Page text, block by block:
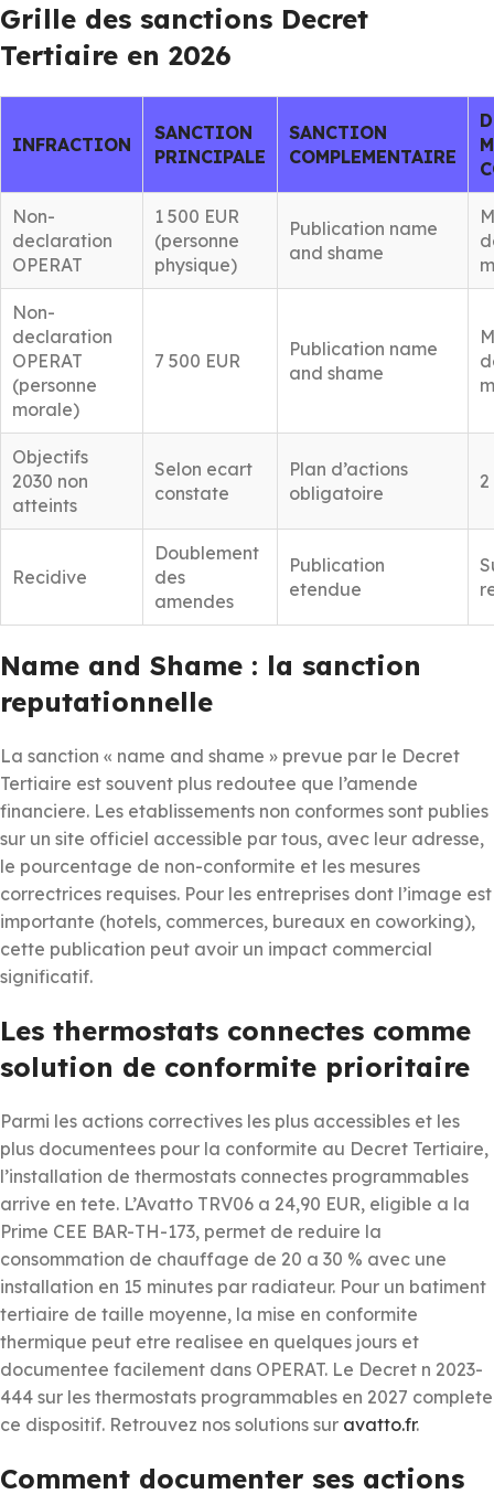
Grille des sanctions Decret
Tertiaire en 2026
INFRACTION
SANCTION
PRINCIPALE
SANCTION
COMPLEMENTAIRE
Non-
declaration
OPERAT
1 500 EUR
(personne
physique)
Publication name
and shame
Non-
declaration
OPERAT
(personne
morale)
7 500 EUR
Publication name
and shame
Objectifs
2030 non
atteints
Selon ecart
constate
Plan d’actions
obligatoire
Recidive
Doublement
des
amendes
Publication
etendue
Name and Shame : la sanction
reputationnelle
La sanction « name and shame » prevue par le Decret
Tertiaire est souvent plus redoutee que l’amende
financiere. Les etablissements non conformes sont publies
sur un site officiel accessible par tous, avec leur adresse,
le pourcentage de non-conformite et les mesures
correctrices requises. Pour les entreprises dont l’image est
importante (hotels, commerces, bureaux en coworking),
cette publication peut avoir un impact commercial
significatif.
Les thermostats connectes comme
solution de conformite prioritaire
Parmi les actions correctives les plus accessibles et les
plus documentees pour la conformite au Decret Tertiaire,
l’installation de thermostats connectes programmables
arrive en tete. L’Avatto TRV06 a 24,90 EUR, eligible a la
Prime CEE BAR-TH-173, permet de reduire la
consommation de chauffage de 20 a 30 % avec une
installation en 15 minutes par radiateur. Pour un batiment
tertiaire de taille moyenne, la mise en conformite
thermique peut etre realisee en quelques jours et
documentee facilement dans OPERAT. Le Decret n 2023-
444 sur les thermostats programmables en 2027 complete
ce dispositif. Retrouvez nos solutions sur avatto.fr.
Comment documenter ses actions